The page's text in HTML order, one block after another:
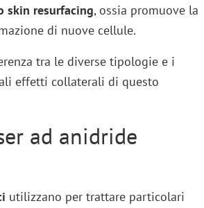
skin resurfacing, ossia promuove la
di nuove cellule.
tra le diverse tipologie e i
effetti collaterali di questo
ad anidride
utilizzano per trattare particolari